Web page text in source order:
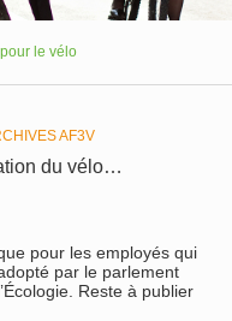
le vélo
AF3V
du vélo…
pour les employés qui
par le parlement
Reste à publier